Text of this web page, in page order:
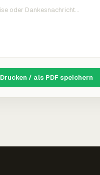
Drucken / als PDF speichern